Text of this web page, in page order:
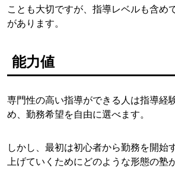
ことも大切ですが、指導レベルも含め
があります。
能力値
専門性の高い指導ができる人は指導経
め、勤務希望を自由に選べます。
しかし、最初は初心者から勤務を開始
上げていくためにどのような形態の塾